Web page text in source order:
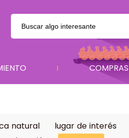
COMPRAS
natural
lugar de interés